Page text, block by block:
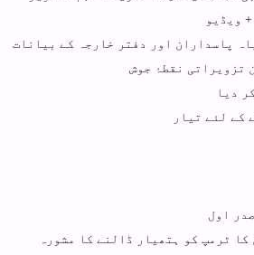
ویڈیو
پاسداران اور دفتر خارجہ کے بیانات
تزویراتی نقطۂ جوش
دیا
کے لئے تیار
اول
ٹرمپ کو ہتھیار ڈالنے کا مشورہ